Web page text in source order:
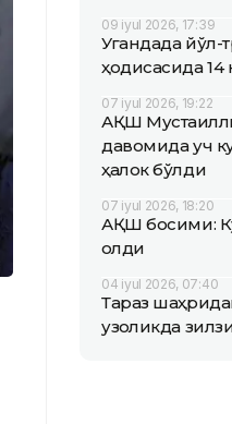
09 iyul 2026, 17:39
Угандада йўл-
ҳодисасида
07 iyul 2026, 19:22
АҚШ
давомида уч
ҳалок бўлди
07 iyul 2026, 18:20
АҚШ босими:
қолди
04 iyul 2026, 07:40
Тараз
узоқликда